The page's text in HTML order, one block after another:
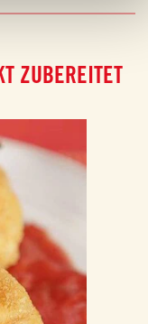
ZUBEREITET